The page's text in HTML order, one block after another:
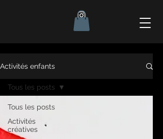
Activités enfants
Tous les posts
Activités
créatives
Tous les posts